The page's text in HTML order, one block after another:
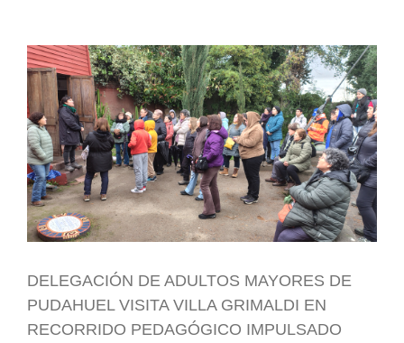
DELEGACIÓN DE ADULTOS MAYORES DE
PUDAHUEL VISITA VILLA GRIMALDI EN
RECORRIDO PEDAGÓGICO IMPULSADO